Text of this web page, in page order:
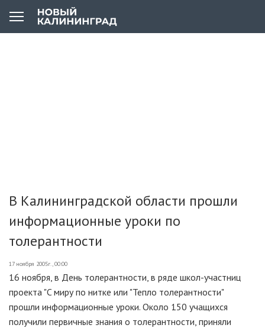
В Калининградской области прошли
информационные уроки по
толерантности
17 ноября 2005г., 00:00
16 ноября, в День толерантности, в ряде школ-участниц
проекта "C миру по нитке или "Тепло толерантности"
прошли информационные уроки. Около 150 учащихся
получили первичные знания о толерантности, приняли